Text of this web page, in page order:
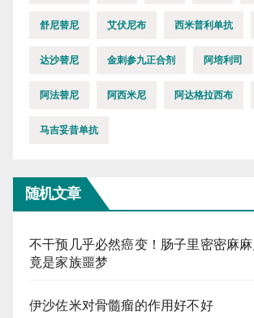
舒尼替尼 艾伏尼布 西米普利单抗
达沙替尼 金刺参九正合剂 阿培利司
阿法替尼 阿西米尼 阿达格拉西布
马吉妥昔单抗
随机文章
不干预几乎必然癌变！肠子里密密麻
竟是家族噩梦
伊沙佐米对骨髓瘤的作用好不好